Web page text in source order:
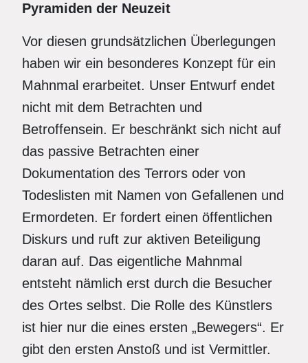
Pyramiden der Neuzeit
Vor diesen grundsätzlichen Überlegungen
haben wir ein besonderes Konzept für ein
Mahnmal erarbeitet. Unser Entwurf endet
nicht mit dem Betrachten und
Betroffensein. Er beschränkt sich nicht auf
das passive Betrachten einer
Dokumentation des Terrors oder von
Todeslisten mit Namen von Gefallenen und
Ermordeten. Er fordert einen öffentlichen
Diskurs und ruft zur aktiven Beteiligung
daran auf. Das eigentliche Mahnmal
entsteht nämlich erst durch die Besucher
des Ortes selbst. Die Rolle des Künstlers
ist hier nur die eines ersten „Bewegers“. Er
gibt den ersten Anstoß und ist Vermittler.